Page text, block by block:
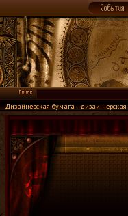
Дизайнерская бумага - дизаи